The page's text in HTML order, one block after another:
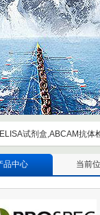
试剂盒,ABCAM抗体
当前
品中心